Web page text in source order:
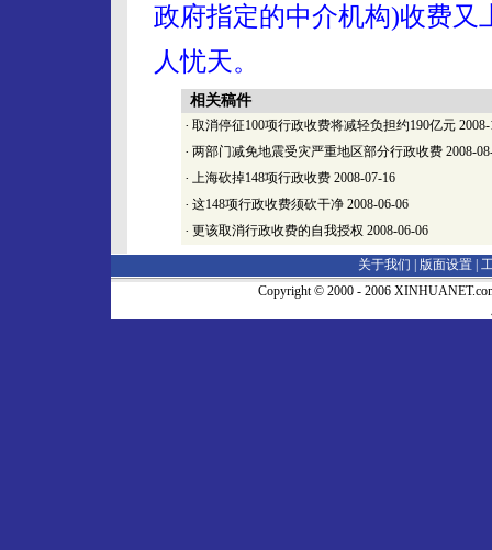
政府指定的中介机构)收费
人忧天。
相关稿件
· 取消停征100项行政收费将减轻负担约190亿元
· 两部门减免地震受灾严重地区部分行政收费 2008-
· 上海砍掉148项行政收费 2008-07-16
· 这148项行政收费须砍干净 2008-06-06
· 更该取消行政收费的自我授权 2008-06-06
关于我们 | 版面设置
Copyright © 2000 - 2006